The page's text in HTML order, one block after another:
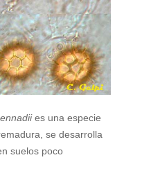
es una especie
se desarrolla
suelos poco